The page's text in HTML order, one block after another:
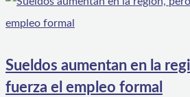
Sueldos aumentan en la
fuerza el empleo formal